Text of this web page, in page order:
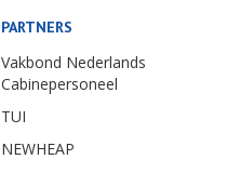
PARTNERS
Vakbond Nederlands
Cabinepersoneel
TUI
NEWHEAP